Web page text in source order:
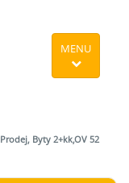
MENU
Prodej, Byty 2+kk,OV 52